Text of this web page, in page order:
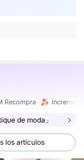
Recompra
de moda」
los artículos